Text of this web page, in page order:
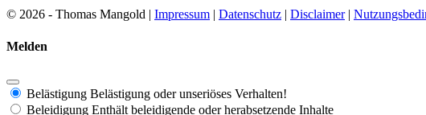
© 2026 - Thomas Mangold | Impressum | Datenschutz | Disclaimer|
Melden
Belästigung Belästigung oder unseriöses Verhalten!
Beleidigung Enthält beleidigende oder herabsetzende Inhalte